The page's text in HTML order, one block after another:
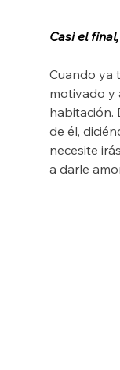
Casi el
Cuando ya
motivado y
habitación.
de él,
necesite
a darle